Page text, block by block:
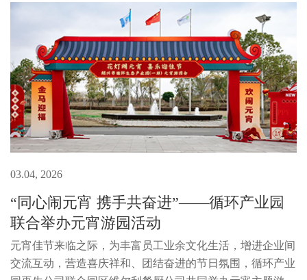
03.04, 2026
“同心闹元宵 携手共奋进”——循环产业园
联合举办元宵游园活动
元宵佳节来临之际，为丰富员工业余文化生活，增进企业间
交流互动，营造喜庆祥和、团结奋进的节日氛围，循环产业